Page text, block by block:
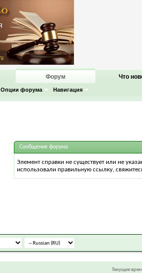
Форум
Опции форума Навигация
Что
Сообщение форума
Элемент справки не существует или не
использовали правильную ссылку,
Текущее